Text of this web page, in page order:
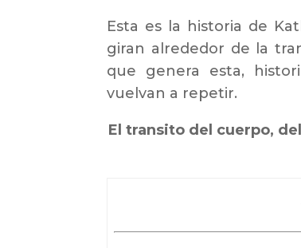
Esta es la historia de
giran alrededor de la
que genera esta,
vuelvan a repetir.
El transito del cuerpo,